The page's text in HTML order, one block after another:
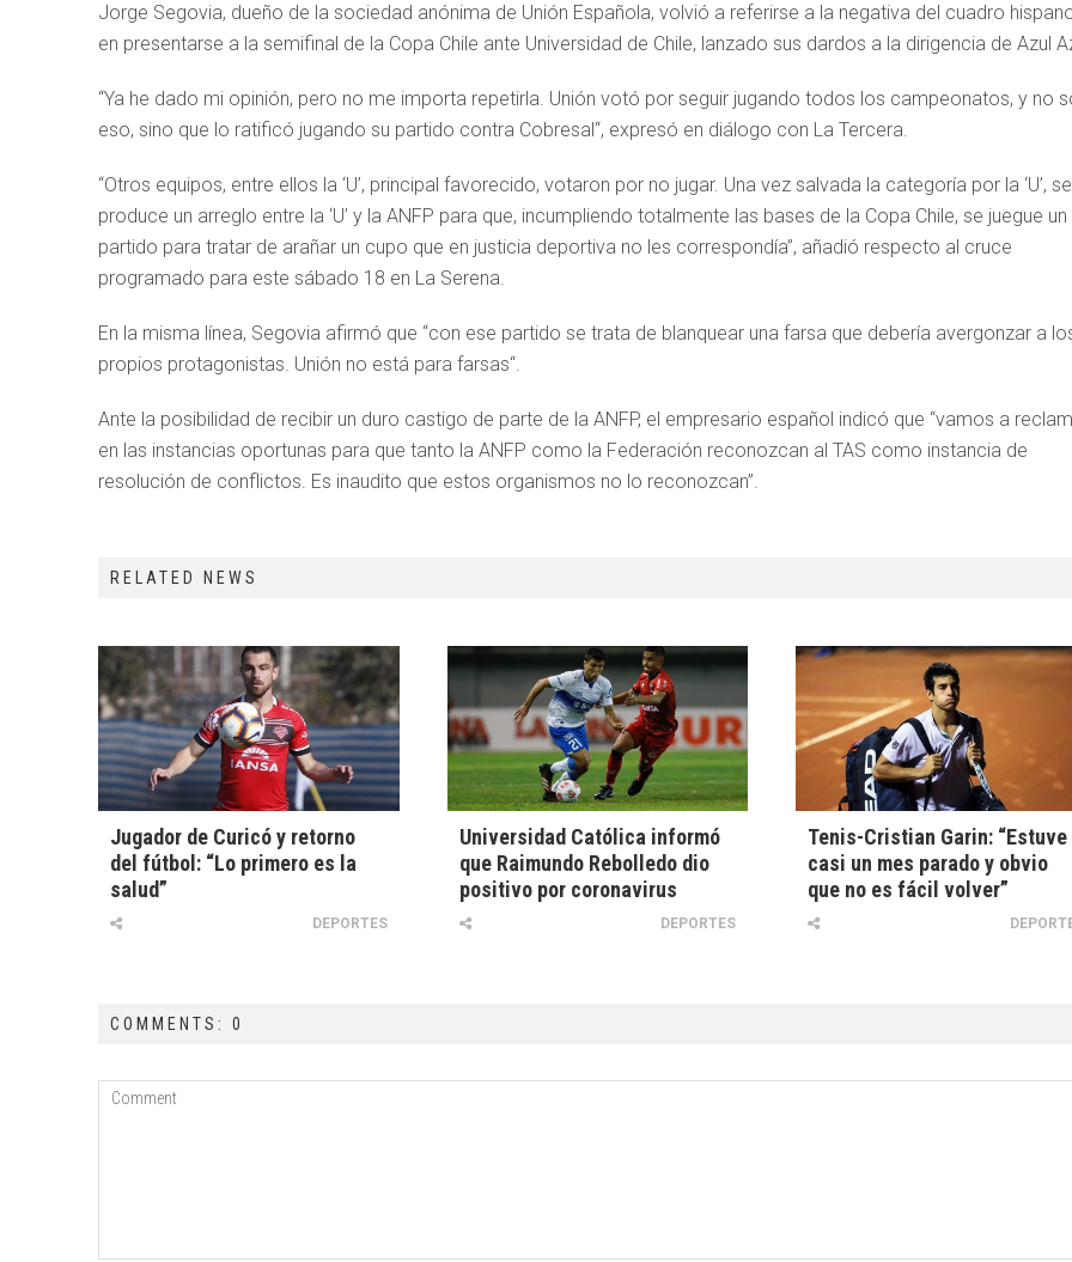
Jorge Segovia, dueño de la sociedad anónima de Unión Española, volvió a referirse a la negativa del cuadro
en presentarse a la semifinal de la Copa Chile ante Universidad de Chile, lanzado sus dardos a la dirigencia de Azul
“Ya he dado mi opinión, pero no me importa repetirla. Unión votó por seguir jugando todos los campeonatos, y no
eso, sino que lo ratificó jugando su partido contra Cobresal“, expresó en diálogo con La Tercera.
“Otros equipos, entre ellos la ‘U’, principal favorecido, votaron por no jugar. Una vez salvada la categoría por la ‘U’, se
produce un arreglo entre la ‘U’ y la ANFP para que, incumpliendo totalmente las bases de la Copa Chile, se juegue un
partido para tratar de arañar un cupo que en justicia deportiva no les correspondía”, añadió respecto al cruce
programado para este sábado 18 en La Serena.
En la misma línea, Segovia afirmó que “con ese partido se trata de blanquear una farsa que debería avergonzar a
propios protagonistas. Unión no está para farsas“.
Ante la posibilidad de recibir un duro castigo de parte de la ANFP, el empresario español indicó que “vamos a
en las instancias oportunas para que tanto la ANFP como la Federación reconozcan al TAS como instancia de
resolución de conflictos. Es inaudito que estos organismos no lo reconozcan”.
RELATED NEWS
Jugador de Curicó y retorno
del fútbol: “Lo primero es la
salud”
DEPORTES
Universidad Católica informó
que Raimundo Rebolledo dio
positivo por coronavirus
DEPORTES
Tenis-Cristian Garin: “Estuve
casi un mes parado y obvio
que no es fácil volver”
COMMENTS: 0